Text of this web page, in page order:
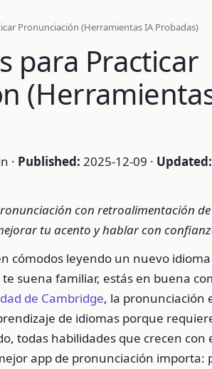
Pronunciación (Herramientas IA Probadas)
para Practicar
· Published: 2025-12-09 · Updated:
con retroalimentación
tu acento y hablar con
cómodos leyendo un nuevo
suena familiar, estás en buena
de Cambridge, la pronunciación
de idiomas porque
todas habilidades que crecen con
app de pronunciación importa: